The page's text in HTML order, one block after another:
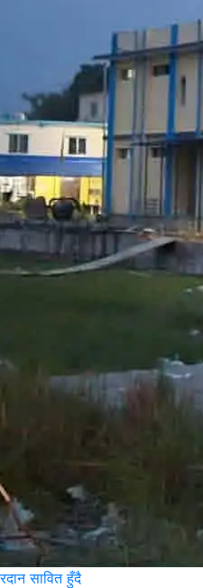
सावित हुँदै